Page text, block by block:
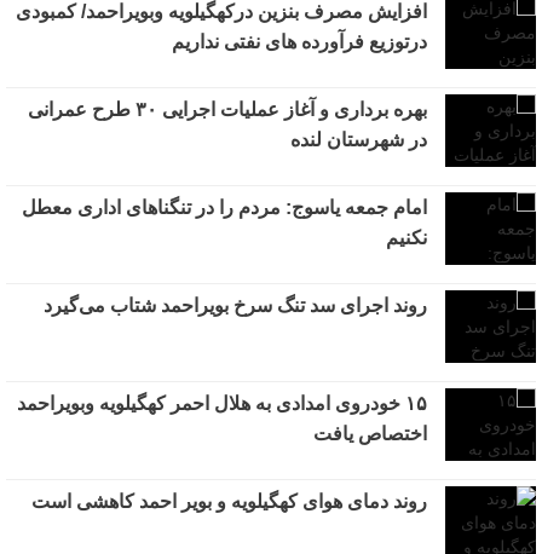
افزایش مصرف بنزین درکهگیلویه وبویراحمد/ کمبودی
درتوزیع فرآورده های نفتی نداریم
بهره برداری و آغاز عملیات اجرایی ۳۰ طرح عمرانی
در شهرستان لنده
امام جمعه یاسوج: مردم را در تنگناهای اداری معطل
نکنیم
روند اجرای سد تنگ سرخ بویراحمد شتاب می‌گیرد
۱۵ خودروی امدادی به هلال احمر کهگیلویه وبویراحمد
اختصاص یافت
روند دمای هوای کهگیلویه و بویر احمد کاهشی است